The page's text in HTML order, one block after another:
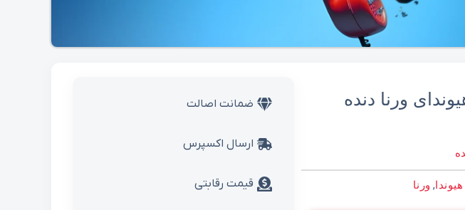
ورنا دنده
هیوندا, ورنا
ضمانت اصالت
ارسال اکسپرس
قیمت رقابتی